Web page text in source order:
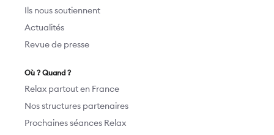
Ils nous soutiennent
Actualités
Revue de presse
Où ? Quand ?
Relax partout en France
Nos structures partenaires
Prochaines séances Relax